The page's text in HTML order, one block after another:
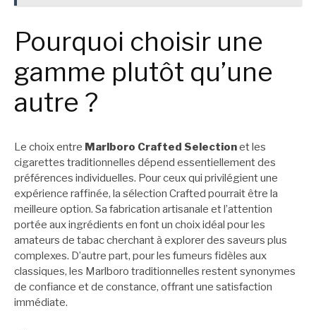
Pourquoi choisir une
gamme plutôt qu’une
autre ?
Le choix entre Marlboro Crafted Selectionet les
cigarettes traditionnelles dépend essentiellement des
préférences individuelles. Pour ceux qui privilégient une
expérience raffinée, la sélection Crafted pourrait être la
meilleure option. Sa fabrication artisanale et l’attention
portée aux ingrédients en font un choix idéal pour les
amateurs de tabac cherchant à explorer des saveurs plus
complexes. D’autre part, pour les fumeurs fidèles aux
classiques, les Marlboro traditionnelles restent synonymes
de confiance et de constance, offrant une satisfaction
immédiate.